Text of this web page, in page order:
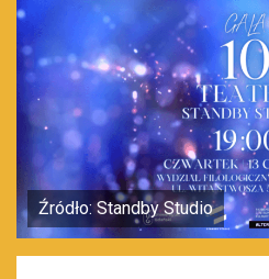
Źródło: Standby Studio